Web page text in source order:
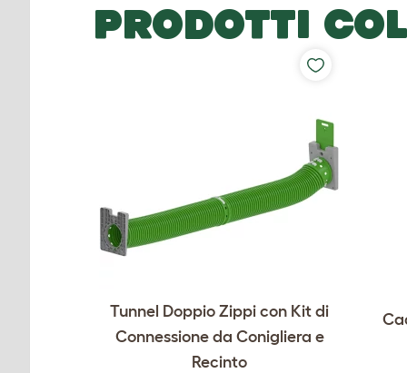
PRODOTTI
Tunnel Doppio Zippi con Kit di
Connessione da Conigliera e
Recinto